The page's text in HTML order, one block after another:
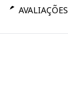
AVALIAÇÕES